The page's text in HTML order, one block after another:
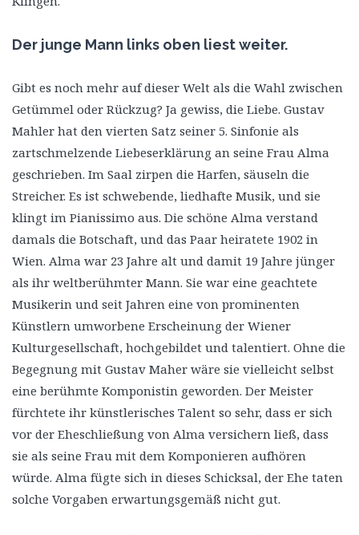
Der junge Mann links oben liest weiter.
Gibt es noch mehr auf dieser Welt als die Wahl zwischen
Getümmel oder Rückzug? Ja gewiss, die Liebe. Gustav
Mahler hat den vierten Satz seiner 5. Sinfonie als
zartschmelzende Liebeserklärung an seine Frau Alma
geschrieben. Im Saal zirpen die Harfen, säuseln die
Streicher. Es ist schwebende, liedhafte Musik, und sie
klingt im Pianissimo aus. Die schöne Alma verstand
damals die Botschaft, und das Paar heiratete 1902 in
Wien. Alma war 23 Jahre alt und damit 19 Jahre jünger
als ihr weltberühmter Mann. Sie war eine geachtete
Musikerin und seit Jahren eine von prominenten
Künstlern umworbene Erscheinung der Wiener
Kulturgesellschaft, hochgebildet und talentiert. Ohne die
Begegnung mit Gustav Maher wäre sie vielleicht selbst
eine berühmte Komponistin geworden. Der Meister
fürchtete ihr künstlerisches Talent so sehr, dass er sich
vor der Eheschließung von Alma versichern ließ, dass
sie als seine Frau mit dem Komponieren aufhören
würde. Alma fügte sich in dieses Schicksal, der Ehe taten
solche Vorgaben erwartungsgemäß nicht gut.